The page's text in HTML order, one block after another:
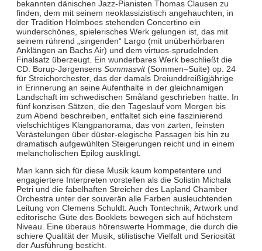
bekannten dänischen Jazz-Pianisten Thomas Clausen zu
finden, dem mit seinem neoklassizistisch angehauchten, in
der Tradition Holmboes stehenden Concertino ein
wunderschönes, spielerisches Werk gelungen ist, das mit
seinem rührend „singenden“ Largo (mit unüberhörbaren
Anklängen an Bachs Air) und dem virtuos-sprudelnden
Finalsatz überzeugt. Ein wunderbares Werk beschließt die
CD: Borup-Jørgensens Sommasvit(Sommen–Suite) op. 24
für Streichorchester, das der damals Dreiunddreißigjährige
in Erinnerung an seine Aufenthalte in der gleichnamigen
Landschaft im schwedischen Småland geschrieben hatte. In
fünf konzisen Sätzen, die den Tageslauf vom Morgen bis
zum Abend beschreiben, entfaltet sich eine faszinierend
vielschichtiges Klangpanorama, das von zarten, feinsten
Verästelungen über düster-elegische Passagen bis hin zu
dramatisch aufgewühlten Steigerungen reicht und in einem
melancholischen Epilog ausklingt.
Man kann sich für diese Musik kaum kompetentere und
engagiertere Interpreten vorstellen als die Solistin Michala
Petri und die fabelhaften Streicher des Lapland Chamber
Orchestra unter der souverän alle Farben ausleuchtenden
Leitung von Clemens Schuldt. Auch Tontechnik, Artwork und
editorische Güte des Booklets bewegen sich auf höchstem
Niveau. Eine überaus hörenswerte Hommage, die durch die
schiere Qualität der Musik, stilistische Vielfalt und Seriosität
der Ausführung besticht.